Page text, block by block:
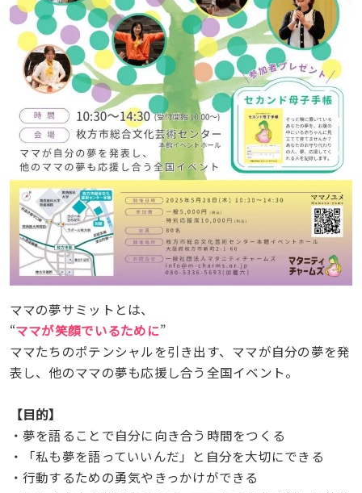
ママの夢サミットとは、
“ママが笑顔でいるために”
ママたちのポテンシャルを引き出す、ママが自分の夢を発
表し、他のママの夢も応援し合う全国イベント。
【目的】
・夢を語ることで自分に向き合う時間をつくる
・「私も夢を語っていいんだ」と自分を大切にできる
・行動するための勇気やきっかけができる